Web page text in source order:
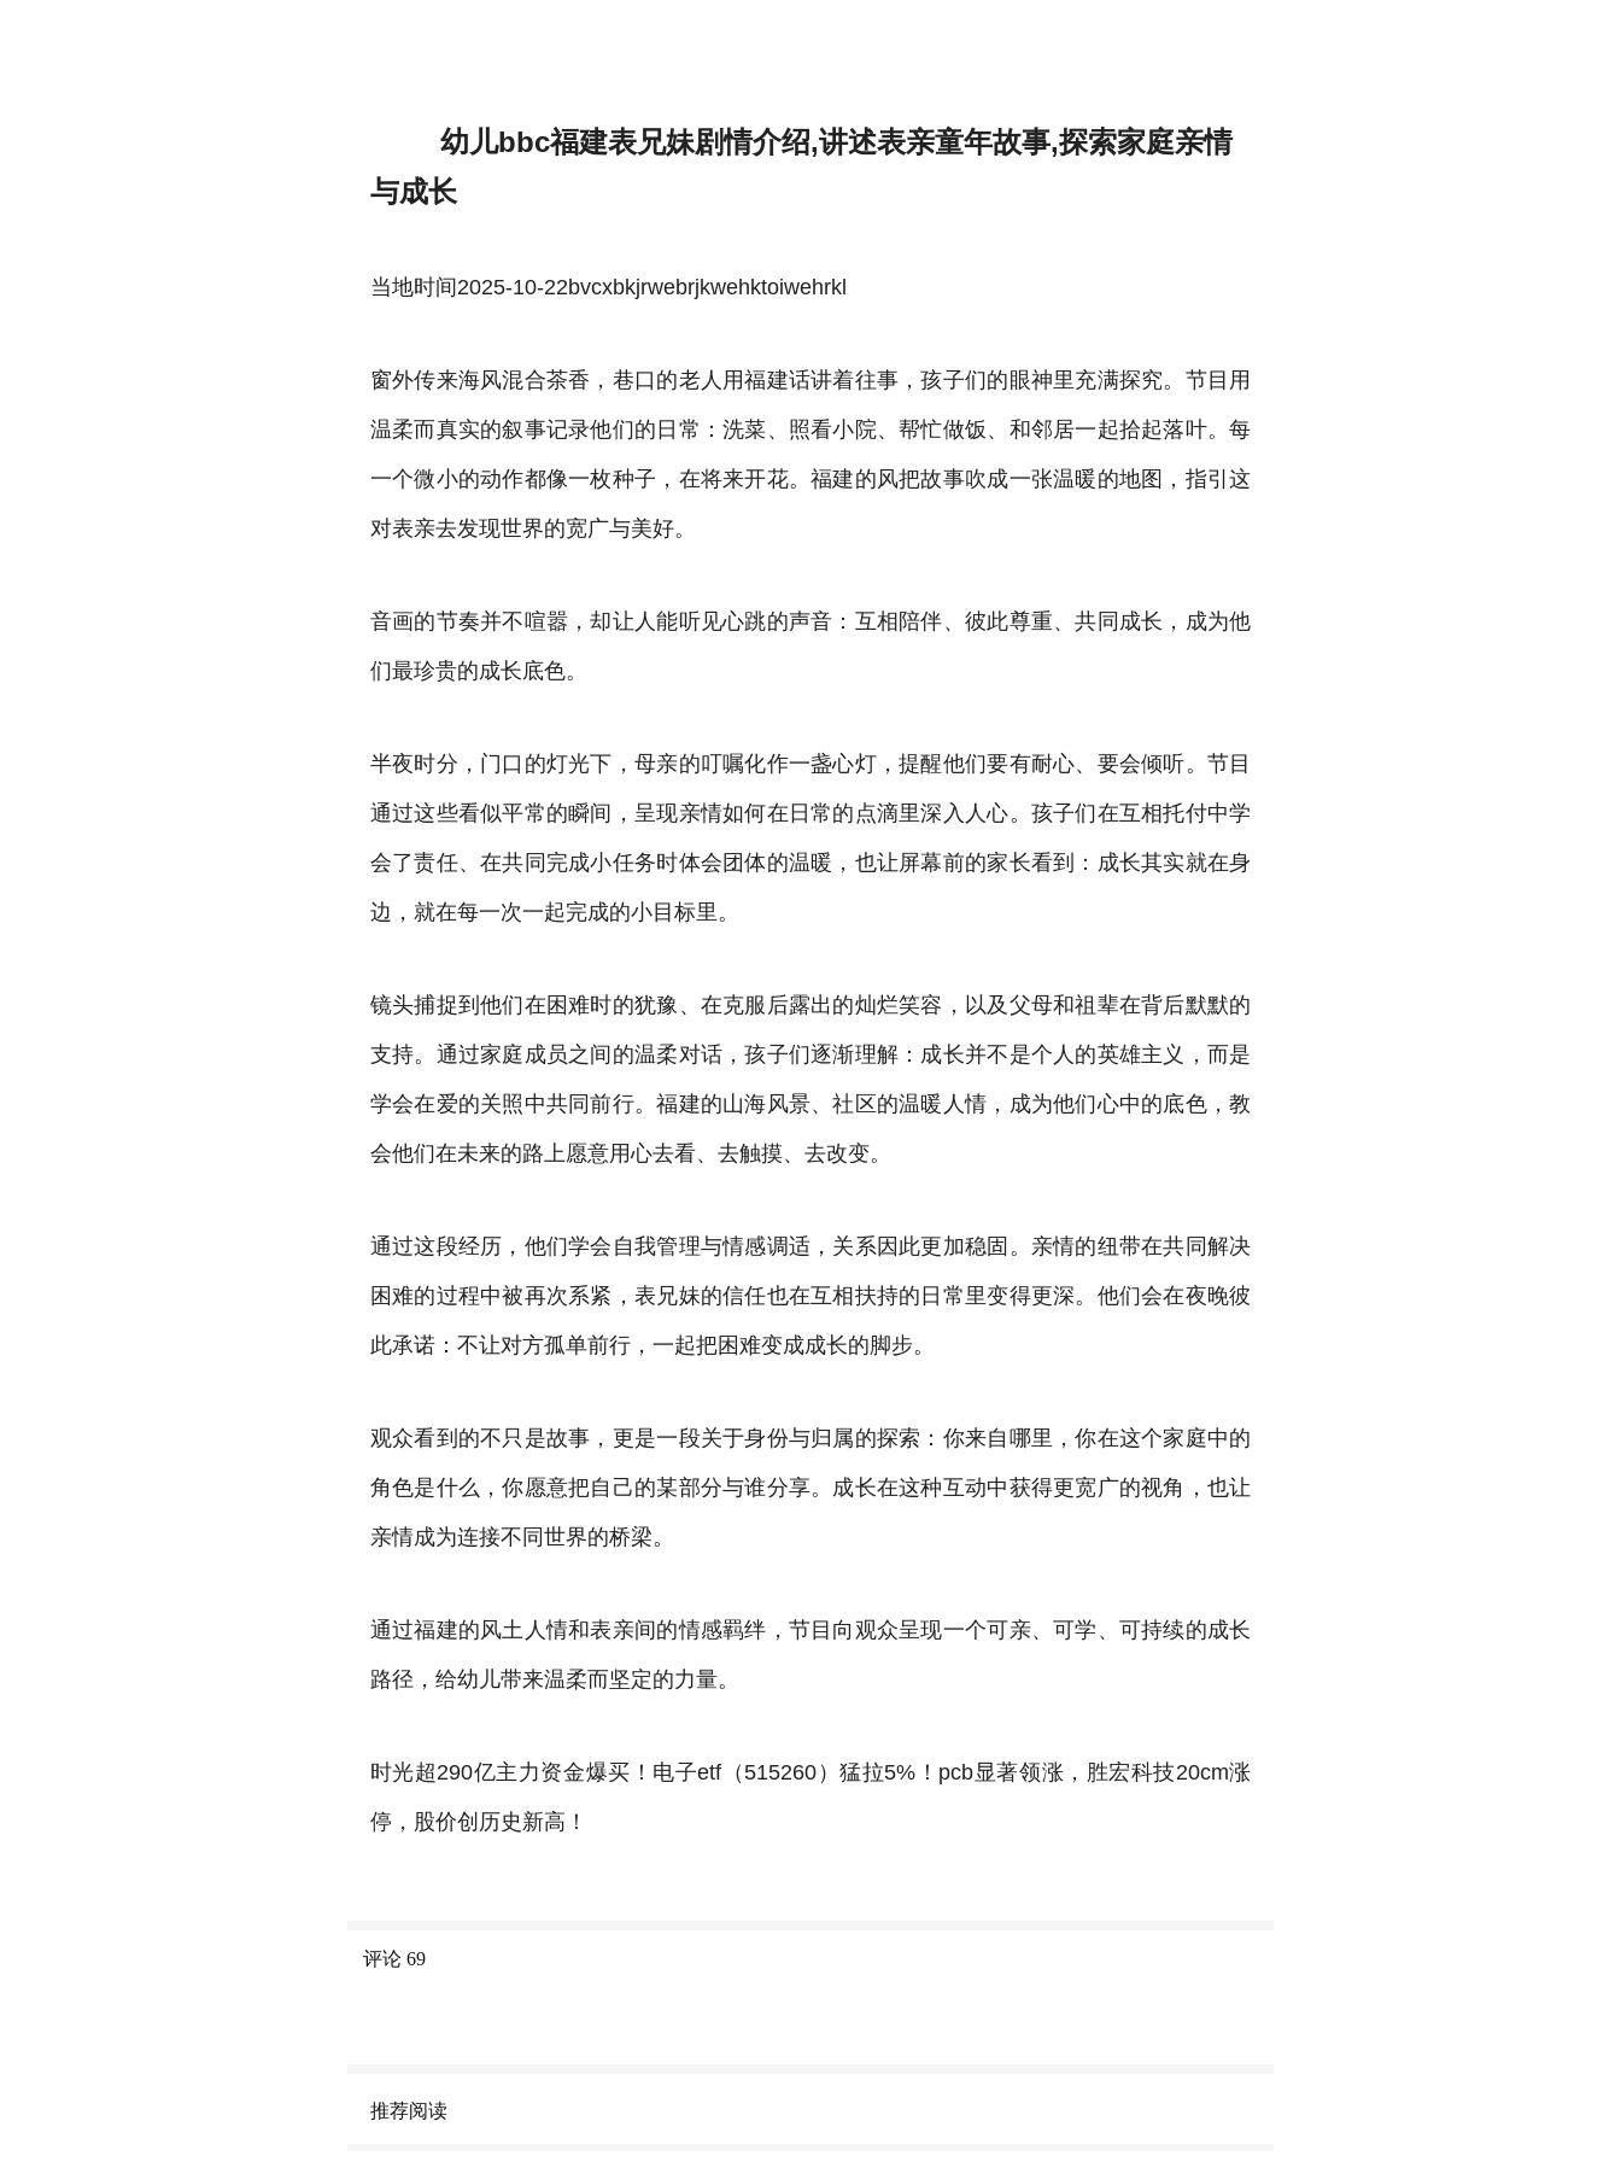
幼儿bbc福建表兄妹剧情介绍,讲述表亲童年故事,探索家庭亲情
与成长
当地时间2025-10-22bvcxbkjrwebrjkwehktoiwehrkl
窗外传来海风混合茶香，巷口的老人用福建话讲着往事，孩子们的眼神里充满探究。节目用
温柔而真实的叙事记录他们的日常：洗菜、照看小院、帮忙做饭、和邻居一起拾起落叶。每
一个微小的动作都像一枚种子，在将来开花。福建的风把故事吹成一张温暖的地图，指引这
对表亲去发现世界的宽广与美好。
音画的节奏并不喧嚣，却让人能听见心跳的声音：互相陪伴、彼此尊重、共同成长，成为他
们最珍贵的成长底色。
半夜时分，门口的灯光下，母亲的叮嘱化作一盏心灯，提醒他们要有耐心、要会倾听。节目
通过这些看似平常的瞬间，呈现亲情如何在日常的点滴里深入人心。孩子们在互相托付中学
会了责任、在共同完成小任务时体会团体的温暖，也让屏幕前的家长看到：成长其实就在身
边，就在每一次一起完成的小目标里。
镜头捕捉到他们在困难时的犹豫、在克服后露出的灿烂笑容，以及父母和祖辈在背后默默的
支持。通过家庭成员之间的温柔对话，孩子们逐渐理解：成长并不是个人的英雄主义，而是
学会在爱的关照中共同前行。福建的山海风景、社区的温暖人情，成为他们心中的底色，教
会他们在未来的路上愿意用心去看、去触摸、去改变。
通过这段经历，他们学会自我管理与情感调适，关系因此更加稳固。亲情的纽带在共同解决
困难的过程中被再次系紧，表兄妹的信任也在互相扶持的日常里变得更深。他们会在夜晚彼
此承诺：不让对方孤单前行，一起把困难变成成长的脚步。
观众看到的不只是故事，更是一段关于身份与归属的探索：你来自哪里，你在这个家庭中的
角色是什么，你愿意把自己的某部分与谁分享。成长在这种互动中获得更宽广的视角，也让
亲情成为连接不同世界的桥梁。
通过福建的风土人情和表亲间的情感羁绊，节目向观众呈现一个可亲、可学、可持续的成长
路径，给幼儿带来温柔而坚定的力量。
时光超290亿主力资金爆买！电子etf（515260）猛拉5%！pcb显著领涨，胜宏科技20cm涨
停，股价创历史新高！
评论 69
推荐阅读